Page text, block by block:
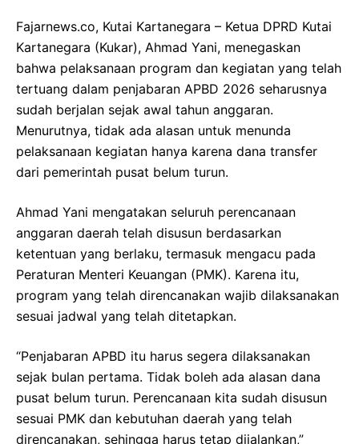
Fajarnews.co, Kutai Kartanegara – Ketua DPRD Kutai
Kartanegara (Kukar), Ahmad Yani, menegaskan
bahwa pelaksanaan program dan kegiatan yang telah
tertuang dalam penjabaran APBD 2026 seharusnya
sudah berjalan sejak awal tahun anggaran.
Menurutnya, tidak ada alasan untuk menunda
pelaksanaan kegiatan hanya karena dana transfer
dari pemerintah pusat belum turun.
Ahmad Yani mengatakan seluruh perencanaan
anggaran daerah telah disusun berdasarkan
ketentuan yang berlaku, termasuk mengacu pada
Peraturan Menteri Keuangan (PMK). Karena itu,
program yang telah direncanakan wajib dilaksanakan
sesuai jadwal yang telah ditetapkan.
“Penjabaran APBD itu harus segera dilaksanakan
sejak bulan pertama. Tidak boleh ada alasan dana
pusat belum turun. Perencanaan kita sudah disusun
sesuai PMK dan kebutuhan daerah yang telah
direncanakan, sehingga harus tetap dijalankan,”